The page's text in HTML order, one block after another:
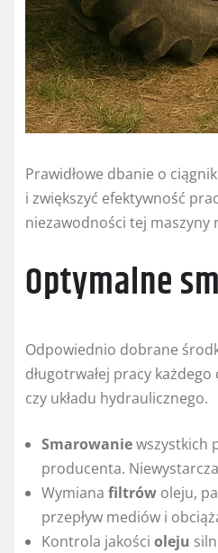
Prawidłowe dbanie o
i zwiększyć efektywność
niezawodności tej maszyny
Optymalne
Odpowiednio dobrane
długotrwałej pracy
czy układu hydraulicznego.
Smarowaniewszystkich
producenta.
Wymiana filtrów oleju,
przepływ mediów i
Kontrola jakości oleju